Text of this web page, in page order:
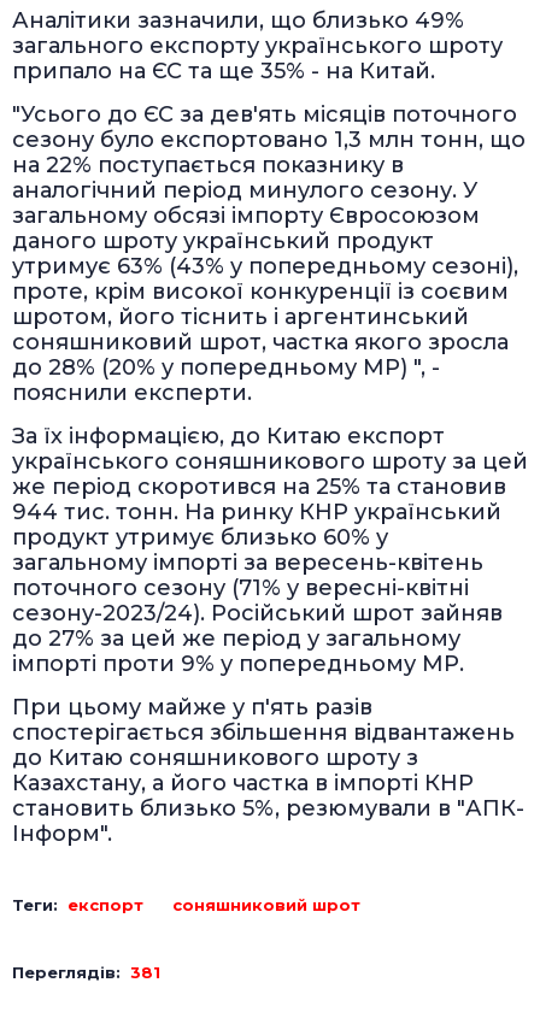
Аналітики зазначили, що близько 49%
загального експорту українського шроту
припало на ЄС та ще 35% - на Китай.
"Усього до ЄС за дев'ять місяців поточного
сезону було експортовано 1,3 млн тонн, що
на 22% поступається показнику в
аналогічний період минулого сезону. У
загальному обсязі імпорту Євросоюзом
даного шроту український продукт
утримує 63% (43% у попередньому сезоні),
проте, крім високої конкуренції із соєвим
шротом, його тіснить і аргентинський
соняшниковий шрот, частка якого зросла
до 28% (20% у попередньому МР) ", -
пояснили експерти.
За їх інформацією, до Китаю експорт
українського соняшникового шроту за цей
же період скоротився на 25% та становив
944 тис. тонн. На ринку КНР український
продукт утримує близько 60% у
загальному імпорті за вересень-квітень
поточного сезону (71% у вересні-квітні
сезону-2023/24). Російський шрот зайняв
до 27% за цей же період у загальному
імпорті проти 9% у попередньому МР.
При цьому майже у п'ять разів
спостерігається збільшення відвантажень
до Китаю соняшникового шроту з
Казахстану, а його частка в імпорті КНР
становить близько 5%, резюмували в "АПК-
Інформ".
Теги: експорт соняшниковий шрот
Переглядів: 381